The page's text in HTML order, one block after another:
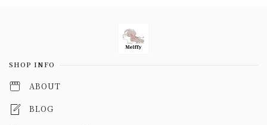
SHOP INFO
ABOUT
BLOG